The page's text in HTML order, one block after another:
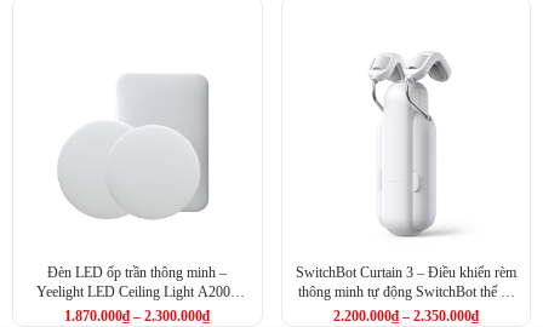
Đèn LED ốp trần thông minh –
Yeelight LED Ceiling Light A2001
Series (YLXD033, YLXD032,
1.870.000₫ – 2.300.000₫
SwitchBot Curtain 3 – Điều khiển rèm
thông minh tự động SwitchBot thế hệ
2.200.000₫ – 2.350.000₫